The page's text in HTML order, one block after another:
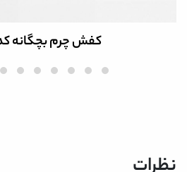
کفش چرم بچگانه کدPSw114